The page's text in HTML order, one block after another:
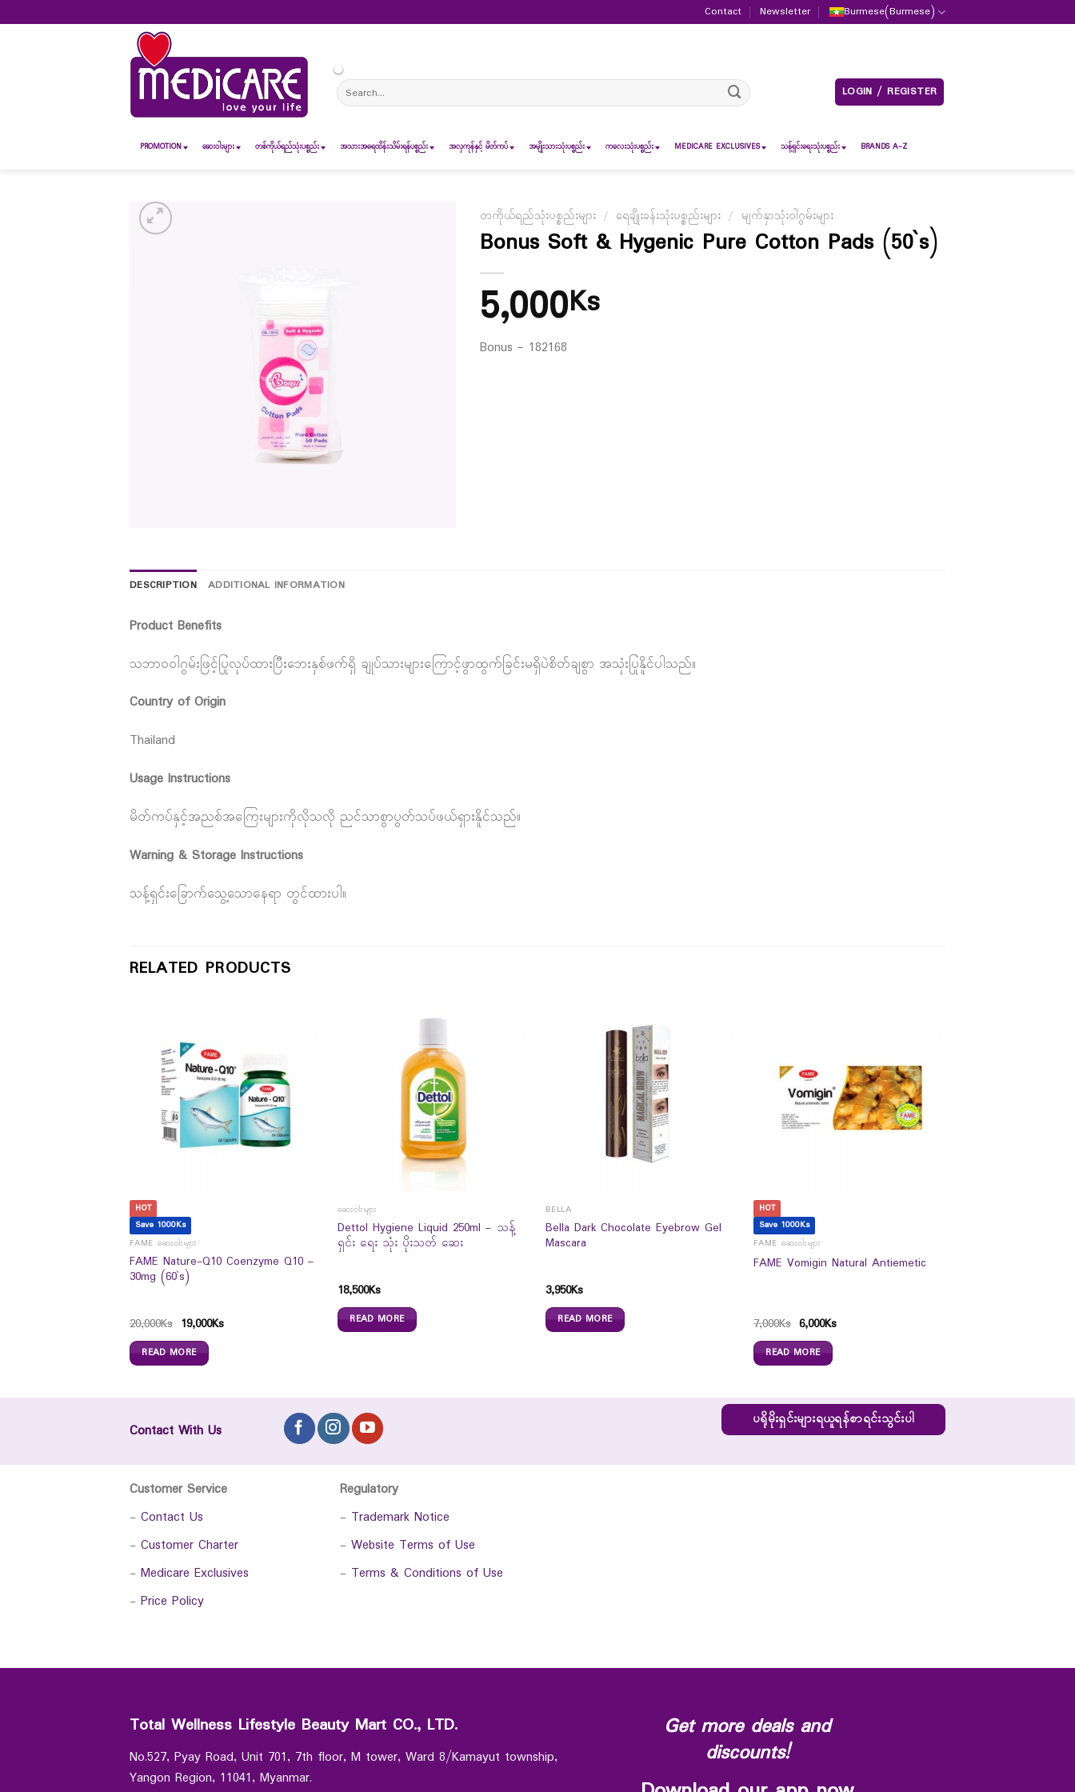
to
Contact Newsletter Burmese(Burmese)
Search
for:
LOGIN / REGISTER
PROMOTION ဆေး၀ါးများ တစ်ကိုယ်ရည်သုံးပစ္စည်း အသားအရေထိန်းသိမ်းရန်ပစ္စည်း အလှကုန်နှင့် မိတ်ကပ် အမျိုးသားသုံးပစ္စည်း ကလေးသုံးပစ္စည်း MEDICARE EXCLUSIVES သန့်ရှင်းရေးသုံးပစ္စည်း BRANDS A-Z
တကိုယ်ရည်သုံးပစ္စည်းများ / ရေချိုးခန်းသုံးပစ္စည်းများ / မျက်နှာသုံးဝါဂွမ်းများ
Bonus Soft & Hygenic Pure Cotton Pads (50`s)
5,000Ks
Bonus – 182168
DESCRIPTION ADDITIONAL INFORMATION
Product Benefits
သဘာဝဝါဂွမ်းဖြင့်ပြုလုပ်ထားပြီးဘေးနှစ်ဖက်ရှိ ချုပ်သားများကြောင့်ဖွာထွက်ခြင်းမရှိပဲစိတ်ချစွာ အသုံးပြုနိူင်ပါသည်။
Country of Origin
Thailand
Usage Instructions
မိတ်ကပ်နှင့်အညစ်အကြေးများကိုလိုသလို ညင်သာစွာပွတ်သပ်ဖယ်ရှားနိူင်သည်။
Warning & Storage Instructions
သန့်ရှင်းခြောက်သွေ့သောနေရာ တွင်ထားပါ။
RELATED PRODUCTS
HOT
Save 1000Ks
FAME ဆေးဝါးများ
FAME Nature-Q10 Coenzyme Q10 –
30mg (60`s)
20,000Ks 19,000Ks
READ MORE
ဆေးဝါးများ
Dettol Hygiene Liquid 250ml – သန့်
ရှင်း ရေး သုံး ပိုးသတ် ဆေး
18,500Ks
READ MORE
BELLA
Bella Dark Chocolate Eyebrow Gel
Mascara
3,950Ks
READ MORE
HOT
Save 1000Ks
FAME ဆေးဝါးများ
FAME Vomigin Natural Antiemetic
7,000Ks 6,000Ks
READ MORE
Contact With Us
ပရိုမိုးရှင်းများရယူရန်စာရင်းသွင်းပါ
Customer Service
- Contact Us
- Customer Charter
- Medicare Exclusives
- Price Policy
Regulatory
- Trademark Notice
- Website Terms of Use
- Terms & Conditions of Use
Total Wellness Lifestyle Beauty Mart CO., LTD.
No.527, Pyay Road, Unit 701, 7th floor, M tower, Ward 8/Kamayut township,
Yangon Region, 11041, Myanmar.
Get more deals and
discounts!